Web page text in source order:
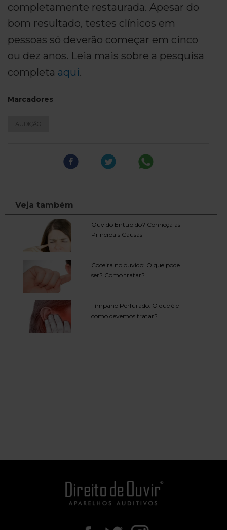
completamente restaurada. Apesar do
bom resultado, testes clínicos em
pessoas só deverão começar em cinco
ou dez anos. Leia mais sobre a pesquisa
completa aqui.
Marcadores
AUDIÇÃO
Ouvido Entupido? Conheça as
Principais Causas
Coceira no ouvido: O que pode
ser? Como tratar?
Tímpano Perfurado: O que é e
como devemos tratar?
Veja também